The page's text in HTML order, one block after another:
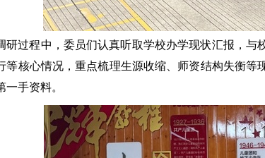
研过程中，委员们认真听取学校办学现状汇报，
等核心情况，重点梳理生源收缩、师资结构失衡
一手资料。